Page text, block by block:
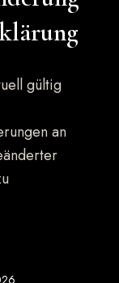
gültig
an